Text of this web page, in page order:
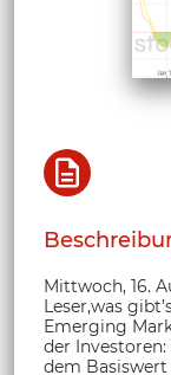
Mittwoch, 16.
Leser,was
Emerging
der
dem Basiswert